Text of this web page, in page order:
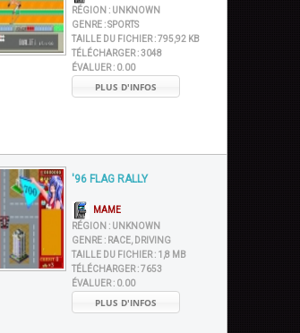
RÉGION : UNKNOWN
GENRE :SPORTS
TAILLE DU FICHIER :795,92 KB
TÉLÉCHARGER :3048
ÉVALUER : 0.00
PLUS D'INFOS
'96 FLAG RALLY
MAME
RÉGION : UNKNOWN
GENRE : RACE, DRIVING
TAILLE DU FICHIER : 1,8 MB
TÉLÉCHARGER :7653
ÉVALUER : 0.00
PLUS D'INFOS